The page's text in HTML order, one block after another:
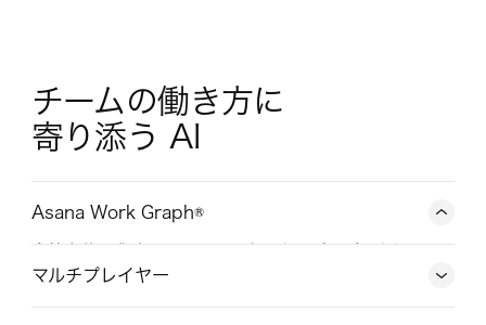
チームの働き方に
寄り添う AI
Asana Work Graph®
標、依存関係をひとつにつなぐニューラルネットワー
マルチプレイヤー